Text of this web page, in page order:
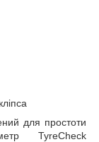
для простоти
TyreCheck